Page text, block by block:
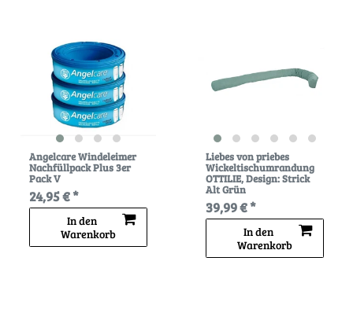
Angelcare Windeleimer
Nachfüllpack Plus 3er
Pack V
24,95 € *
In den
Warenkorb
Liebes von priebes
Wickeltischumrandung
OTTILIE, Design: Strick
Alt Grün
39,99 € *
In den
Warenkorb